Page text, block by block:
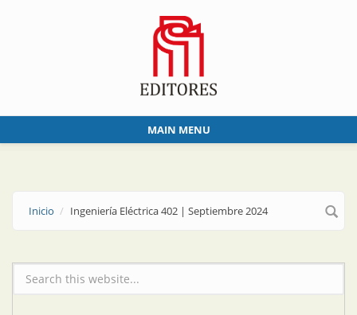
MAIN MENU
Inicio Ingeniería Eléctrica 402 | Septiembre 2024
Formulario de búsqueda